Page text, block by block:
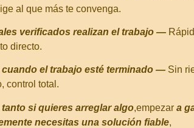
al que más te convenga.
verificados realizan el trabajo —
directo.
cuando el trabajo esté terminado — Sin
control total.
tanto si quieres arreglar algo,empezar a
necesitas una solución fiable,